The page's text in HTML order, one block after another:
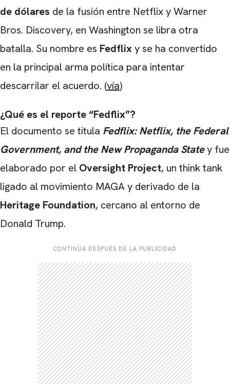
de dólares de la fusión entre Netflix y Warner
Bros. Discovery, en Washington se libra otra
batalla. Su nombre es Fedflixy se ha convertido
en la principal arma política para intentar
descarrilar el acuerdo. (vía)
¿Qué es el reporte “Fedflix”?
El documento se titula Fedflix: Netflix, the Federal
Government, and the New Propaganda Statey fue
elaborado por el Oversight Project, un think tank
ligado al movimiento MAGA y derivado de la
Heritage Foundation, cercano al entorno de
Donald Trump.
CONTINÚA DESPUÉS DE LA PUBLICIDAD